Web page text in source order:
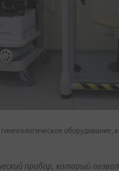
оборудование,
прибор, который